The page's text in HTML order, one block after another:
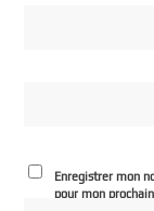
Enregistrer mon
pour mon